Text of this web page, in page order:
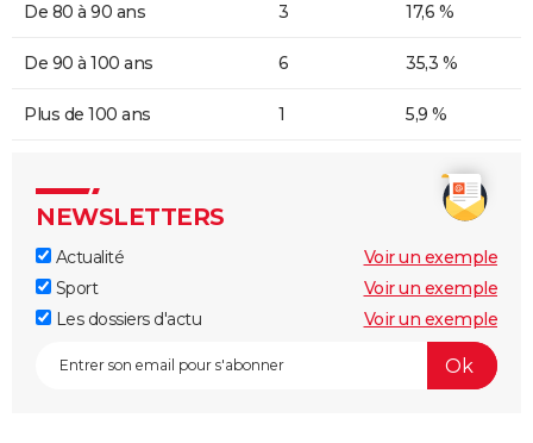
De 80 à 90 ans 3 17,6 %
De 90 à 100 ans 6 35,3 %
Plus de 100 ans 1 5,9 %
NEWSLETTERS
Actualité
Voir un exemple
Sport
Voir un exemple
Les dossiers d'actu
Voir un exemple